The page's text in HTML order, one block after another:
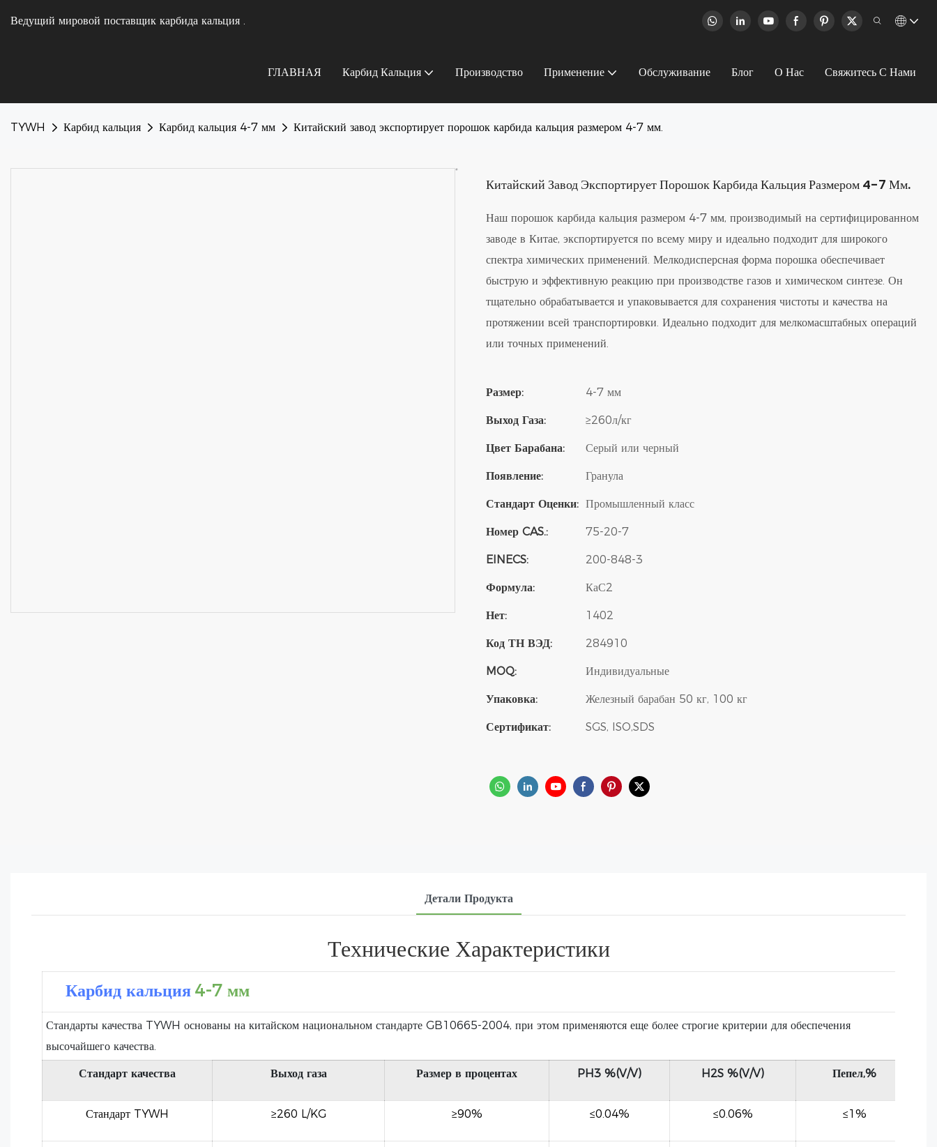
Ведущий мировой поставщик карбида кальция .
ГЛАВНАЯ Карбид Кальция Производство Применение Обслуживание Блог О Нас Свяжитесь С Нами
TYWH Карбид кальция Карбид кальция 4-7 мм Китайский завод экспортирует порошок карбида кальция размером 4-7 мм.
Китайский Завод Экспортирует Порошок Карбида Кальция Размером 4-7 Мм.
Наш порошок карбида кальция размером 4-7 мм, производимый на сертифицированном
заводе в Китае, экспортируется по всему миру и идеально подходит для широкого
спектра химических применений. Мелкодисперсная форма порошка обеспечивает
быструю и эффективную реакцию при производстве газов и химическом синтезе. Он
тщательно обрабатывается и упаковывается для сохранения чистоты и качества на
протяжении всей транспортировки. Идеально подходит для мелкомасштабных операций
или точных применений.
Размер: 4-7 мм
Выход Газа: ≥260л/кг
Цвет Барабана: Серый или черный
Появление: Гранула
Стандарт Оценки: Промышленный класс
Номер CAS.: 75-20-7
EINECS: 200-848-3
Формула: КаС2
Нет: 1402
Код ТН ВЭД: 284910
MOQ: Индивидуальные
Упаковка: Железный барабан 50 кг, 100 кг
Сертификат: SGS, ISO,SDS
Детали Продукта
Технические Характеристики
Карбид кальция 4-7 мм
Стандарты качества TYWH основаны на китайском национальном стандарте GB10665-2004, при этом применяются еще более строгие критерии для обеспечения
высочайшего качества.
Стандарт качества Выход газа Размер в процентах PH3 %(V/V) H2S %(V/V) Пепел,%
Стандарт TYWH ≥260 L/KG ≥90% ≤0.04% ≤0.06% ≤1%